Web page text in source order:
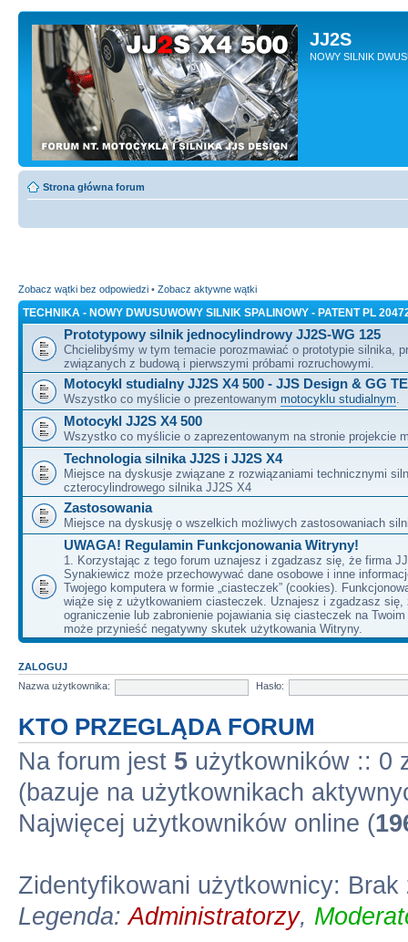
JJ2S
NOWY SILNIK
Strona główna forum
Zobacz wątki bez odpowiedzi • Zobacz aktywne wątki
TECHNIKA - NOWY DWUSUWOWY SILNIK SPALINOWY - PATENT PL
Prototypowy silnik jednocylindrowy JJ2S-WG 125
Chcielibyśmy w tym temacie porozmawiać o prototypie silnika,
związanych z budową i pierwszymi próbami rozruchowymi.
Motocykl studialny JJ2S X4 500 - JJS Design & GG
Wszystko co myślicie o prezentowanym motocyklu studialnym
Motocykl JJ2S X4 500
Wszystko co myślicie o zaprezentowanym na stronie projekcie
Technologia silnika JJ2S i JJ2S X4
Miejsce na dyskusje związane z rozwiązaniami technicznymi
czterocylindrowego silnika JJ2S X4
Zastosowania
Miejsce na dyskusję o wszelkich możliwych zastosowaniach
UWAGA! Regulamin Funkcjonowania Witryny!
1. Korzystając z tego forum uznajesz i zgadzasz się, że firma
Synakiewicz może przechowywać dane osobowe i inne
Twojego komputera w formie „ciasteczek” (cookies).
wiąże się z użytkowaniem ciasteczek. Uznajesz i zgadzasz się,
ograniczenie lub zabronienie pojawiania się ciasteczek na
może przynieść negatywny skutek użytkowania Witryny.
ZALOGUJ
Nazwa użytkownika:
Hasło:
KTO PRZEGLĄDA FORUM
Na forum jest 5 użytkowników :: 0
(bazuje na użytkownikach
Najwięcej użytkowników online (
Zidentyfikowani użytkownicy:
Legenda:Administratorzy,